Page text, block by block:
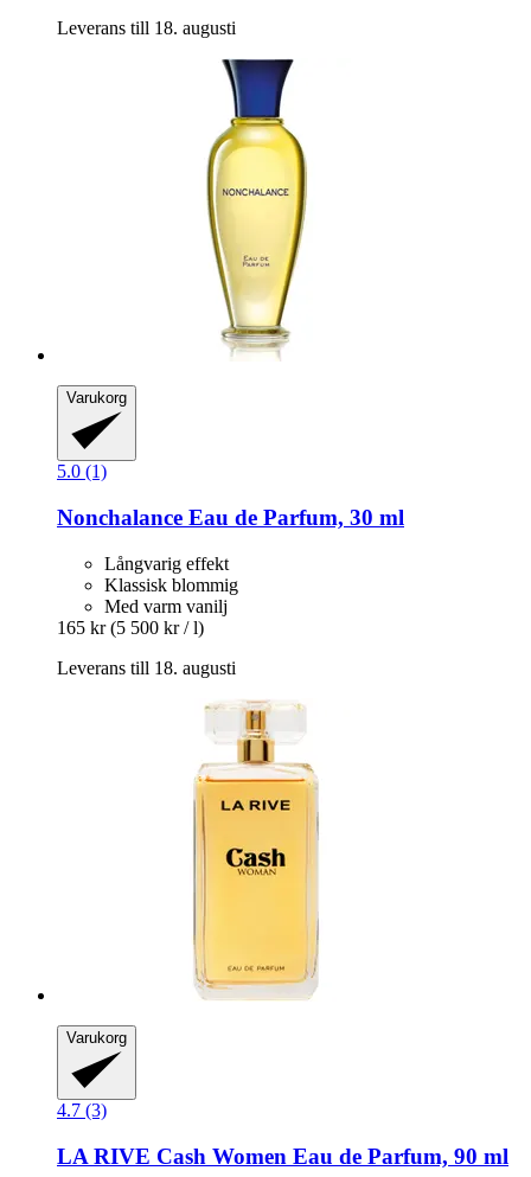
Leverans till 18. augusti
Varukorg
5.0 (1)
Nonchalance Eau de Parfum, 30 ml
Långvarig effekt
Klassisk blommig
Med varm vanilj
165 kr (5 500 kr / l)
Leverans till 18. augusti
Varukorg
4.7 (3)
LA RIVE Cash Women Eau de Parfum, 90 ml